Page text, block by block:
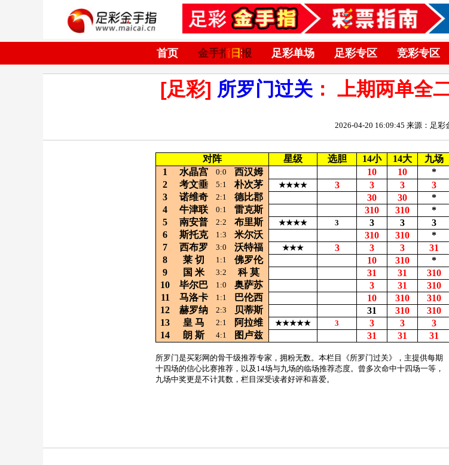
首页 金手指日报 足彩单场 足彩专区 竞彩专区
[足彩] 所罗门过关 ： 上期两单全
2026-04-20 16:09:45 来源：足彩
对阵 星级 选胆 14小 14大
九场
1
水晶宫 0:0 西汉姆 10 10
*
2
考文垂 5:1 朴次茅 ★★★★ 3 3 3
3
3
诺维奇 2:1 德比郡 30 30
*
4
牛津联 0:1 雷克斯 310 310
*
5
南安普 2:2 布里斯 ★★★★ 3 3 3
3
6
斯托克 1:3 米尔沃 310 310
*
7
西布罗 3:0 沃特福 ★★★ 3 3 3
31
8
莱 切 1:1 佛罗伦 10 310
*
9
国 米 3:2 科莫 31 31
310
10
毕尔巴 1:0 奥萨苏 3 31
310
11
马洛卡 1:1 巴伦西 10 310
310
12
赫罗纳 2:3 贝蒂斯 31 310
310
13
皇 马 2:1 阿拉维 ★★★★★ 3 3 3
3
14
朗 斯 4:1 图卢兹 31 31 31
所罗门是买彩网的骨干级推荐专家，拥粉无数。本栏目《所罗门过关》，主提供每期
十四场的信心比赛推荐，以及14场与九场的临场推荐态度。曾多次命中十四场一等，
九场中奖更是不计其数，栏目深受读者好评和喜爱。